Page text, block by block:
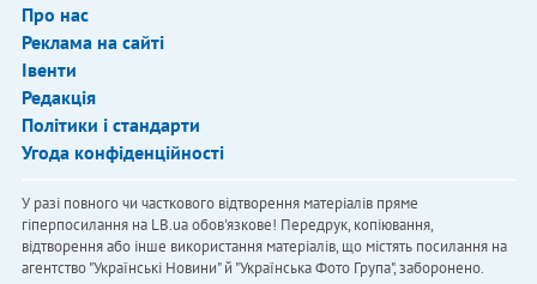
Про нас
Реклама на сайті
Івенти
Редакція
Політики і стандарти
Угода конфіденційності
У разі повного чи часткового відтворення матеріалів пряме
гіперпосилання на LB.ua обов'язкове! Передрук, копіювання,
відтворення або інше використання матеріалів, що містять посилання на
агентство "Українськi Новини" й "Українська Фото Група", заборонено.